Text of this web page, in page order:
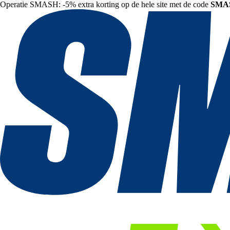
Operatie SMASH: -5% extra korting op de hele site met de code